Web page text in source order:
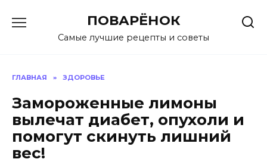
содержанию
ПОВАРЁНОК
Самые лучшие рецепты и советы
ГЛАВНАЯ » ЗДОРОВЬЕ
Замороженные лимоны
вылечат диабет, опухоли и
помогут скинуть лишний
вес!